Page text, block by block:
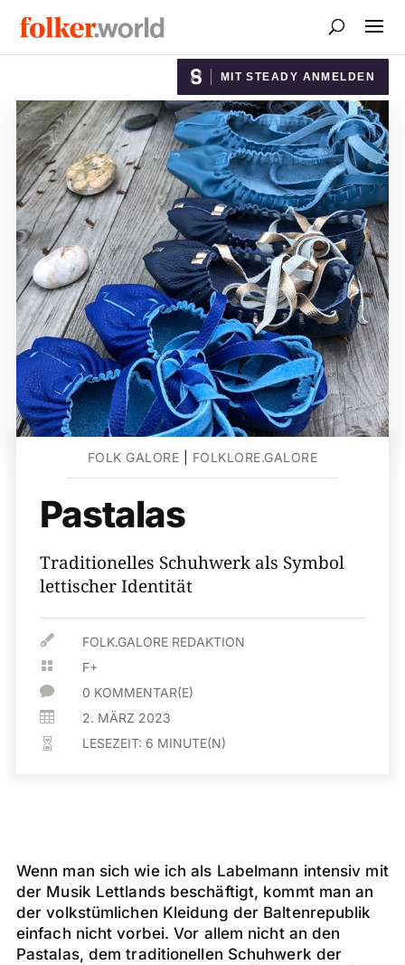
MIT STEADY ANMELDEN
FOLK GALORE FOLKLORE.GALORE
Pastalas
Traditionelles Schuhwerk als Symbol
lettischer Identität
 FOLK.GALORE REDAKTION
 F+
 0 KOMMENTAR(E)
 2. MÄRZ 2023
 LESEZEIT: 6 MINUTE(N)
Wenn man sich wie ich als Labelmann intensiv mit
der Musik Lettlands beschäftigt, kommt man an
der volkstümlichen Kleidung der Baltenrepublik
einfach nicht vorbei. Vor allem nicht an den
Pastalas, dem traditionellen Schuhwerk der